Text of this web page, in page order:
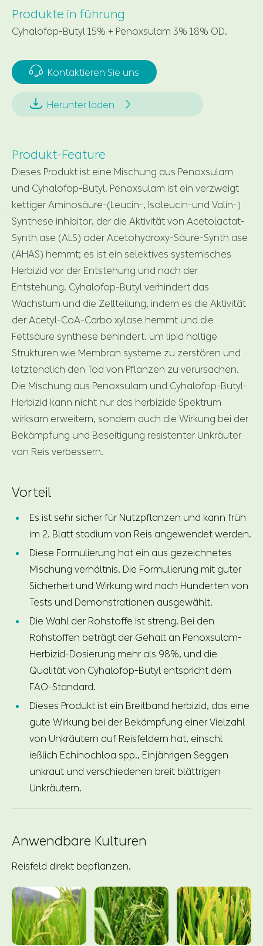
Produkte in führung
Cyhalofop-Butyl 15% + Penoxsulam 3% 18% OD.
 Kontaktieren Sie uns
 Herunter laden 
Produkt-Feature
Dieses Produkt ist eine Mischung aus Penoxsulam
und Cyhalofop-Butyl. Penoxsulam ist ein verzweigt
kettiger Aminosäure-(Leucin-, Isoleucin-und Valin-)
Synthese inhibitor, der die Aktivität von Acetolactat-
Synth ase (ALS) oder Acetohydroxy-Säure-Synth ase
(AHAS) hemmt; es ist ein selektives systemisches
Herbizid vor der Entstehung und nach der
Entstehung. Cyhalofop-Butyl verhindert das
Wachstum und die Zellteilung, indem es die Aktivität
der Acetyl-CoA-Carbo xylase hemmt und die
Fettsäure synthese behindert. um lipid haltige
Strukturen wie Membran systeme zu zerstören und
letztendlich den Tod von Pflanzen zu verursachen.
Die Mischung aus Penoxsulam und Cyhalofop-Butyl-
Herbizid kann nicht nur das herbizide Spektrum
wirksam erweitern, sondern auch die Wirkung bei der
Bekämpfung und Beseitigung resistenter Unkräuter
von Reis verbessern.
Vorteil
Es ist sehr sicher für Nutzpflanzen und kann früh
im 2. Blatt stadium von Reis angewendet werden.
Diese Formulierung hat ein aus gezeichnetes
Mischung verhältnis. Die Formulierung mit guter
Sicherheit und Wirkung wird nach Hunderten von
Tests und Demonstrationen ausgewählt.
Die Wahl der Rohstoffe ist streng. Bei den
Rohstoffen beträgt der Gehalt an Penoxsulam-
Herbizid-Dosierung mehr als 98%, und die
Qualität von Cyhalofop-Butyl entspricht dem
FAO-Standard.
Dieses Produkt ist ein Breitband herbizid, das eine
gute Wirkung bei der Bekämpfung einer Vielzahl
von Unkräutern auf Reisfeldern hat, einschl
ießlich Echinochloa spp., Einjährigen Seggen
unkraut und verschiedenen breit blättrigen
Unkräutern.
Anwendbare Kulturen
Reisfeld direkt bepflanzen.